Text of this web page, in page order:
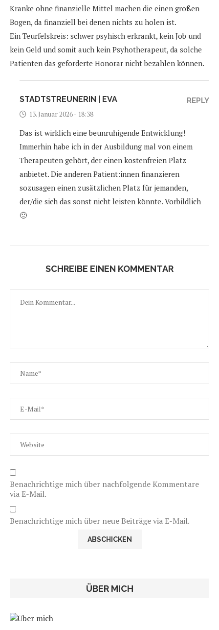
Kranke ohne finanzielle Mittel machen die einen großen
Bogen, da finanziell bei denen nichts zu holen ist.
Ein Teurfelskreis: schwer psyhisch erkrankt, kein Job und
kein Geld und somit auch kein Psyhotherapeut, da solche
Patienten das geforderte Honorar nicht bezahlen können.
STADTSTREUNERIN | EVA
13. Januar 2026 - 18:38
Das ist wirklich eine beunruhigende Entwicklung!
Immerhin habe ich in der Ausbildung mal von einem
Therapeuten gehört, der einen kostenfreien Platz
anbietet. Die anderen Patient:innen finanzieren
sozusagen einen zusätzlichen Platz für jemanden,
der/die sich das sonst nicht leisten könnte. Vorbildlich
🙂
REPLY
SCHREIBE EINEN KOMMENTAR
Benachrichtige mich über nachfolgende Kommentare
via E-Mail.
Benachrichtige mich über neue Beiträge via E-Mail.
ÜBER MICH